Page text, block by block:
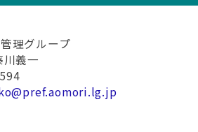
理グループ
義一